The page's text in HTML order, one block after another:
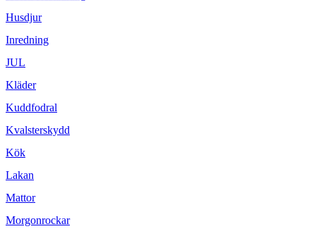
Husdjur
Inredning
JUL
Kläder
Kuddfodral
Kvalsterskydd
Kök
Lakan
Mattor
Morgonrockar